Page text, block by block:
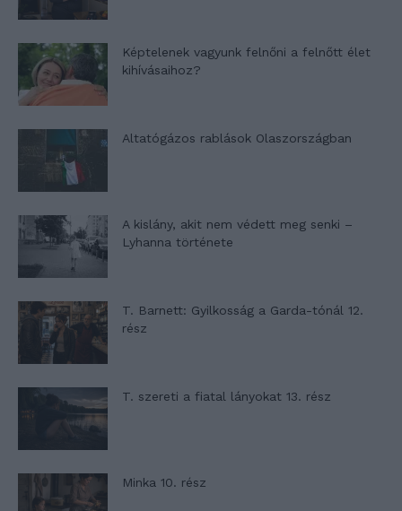
Képtelenek vagyunk felnőni a felnőtt élet
kihívásaihoz?
Altatógázos rablások Olaszországban
A kislány, akit nem védett meg senki –
Lyhanna története
T. Barnett: Gyilkosság a Garda-tónál 12.
rész
T. szereti a fiatal lányokat 13. rész
Minka 10. rész